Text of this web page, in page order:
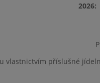
2026:
vlastnictvím příslušné